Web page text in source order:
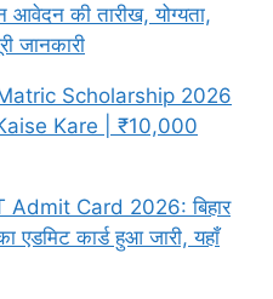
की तारीख, योग्यता,
जानकारी
Scholarship 2026
Kare | ₹10,000
Admit Card 2026: बिहार
एडमिट कार्ड हुआ जारी, यहाँ